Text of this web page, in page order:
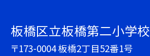
板橋区立板橋第二小学校
〒173-0004 板橋2丁目52番1号